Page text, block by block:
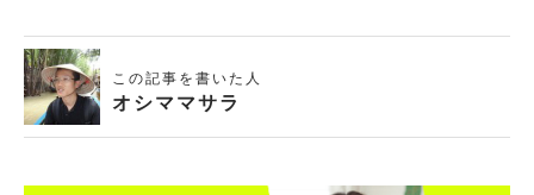
この記事を書いた人
オシママサラ